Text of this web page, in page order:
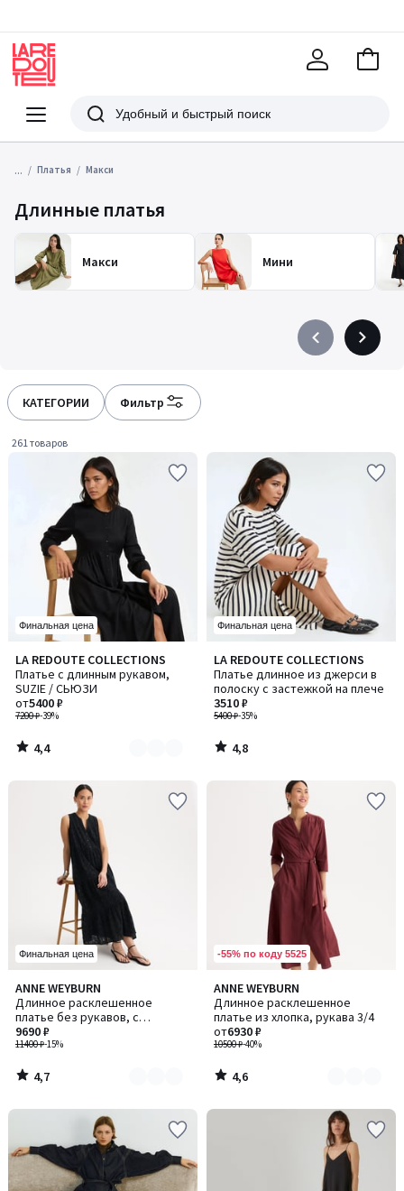
Меню
Redoute
Поиск
В
... Платья Макси
Длинные платья
Макси Мини
PrécédentSuivant
КАТЕГОРИИ Фильтр
261 товаров
Финальная цена
LA REDOUTE COLLECTIONS
Платье с длинным рукавом,
SUZIE / СЬЮЗИ
7200 ₽-39%
от5400 ₽
4,4
/ 5
Количество
цветов:
2
4,4
/
Финальная цена
LA REDOUTE COLLECTIONS
Платье длинное из джерси в
полоску с застежкой на плече
5400 ₽-35%
3510 ₽
4,8
/ 5
4,8
/
Финальная цена
ANNE WEYBURN
Длинное расклешенное
платье без рукавов, с
вышивкой
11400 ₽-15%
9690 ₽
4,7
/ 5
Количество
цветов:
2
4,7
/
-55% по коду 5525
ANNE WEYBURN
Длинное расклешенное
платье из хлопка, рукава 3/4
10500 ₽-40%
от6930 ₽
4,6
/ 5
Количество
цветов:
2
4,6
/